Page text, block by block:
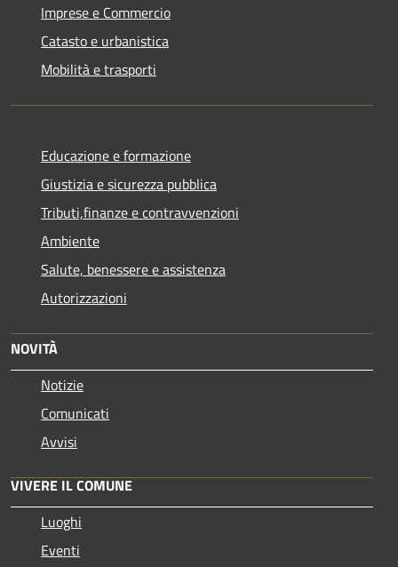
Imprese e Commercio
Catasto e urbanistica
Mobilità e trasporti
Educazione e formazione
Giustizia e sicurezza pubblica
Tributi,finanze e contravvenzioni
Ambiente
Salute, benessere e assistenza
Autorizzazioni
NOVITÀ
Notizie
Comunicati
Avvisi
VIVERE IL COMUNE
Luoghi
Eventi